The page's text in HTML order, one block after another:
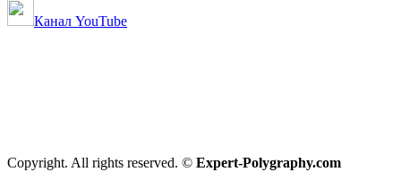
Канал YouTube
Copyright. All rights reserved. © Expert-Polygraphy.com